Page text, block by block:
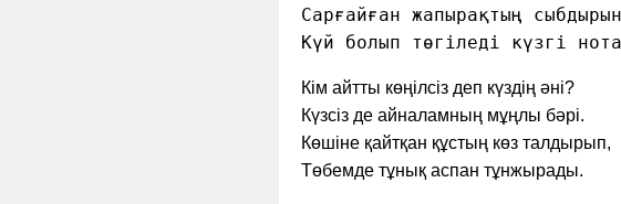
Сарғайған жапырақтың
Күй болып төгіледі күзгі
Кім айтты көңілсіз деп күздің әні?
Күзсіз де айналамның мұңлы бәрі.
Көшіне қайтқан құстың көз талдырып,
Төбемде тұнық аспан тұнжырады.